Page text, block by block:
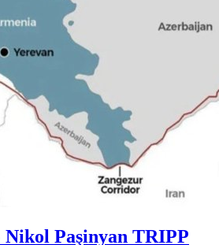
Paşinyan TRIPP